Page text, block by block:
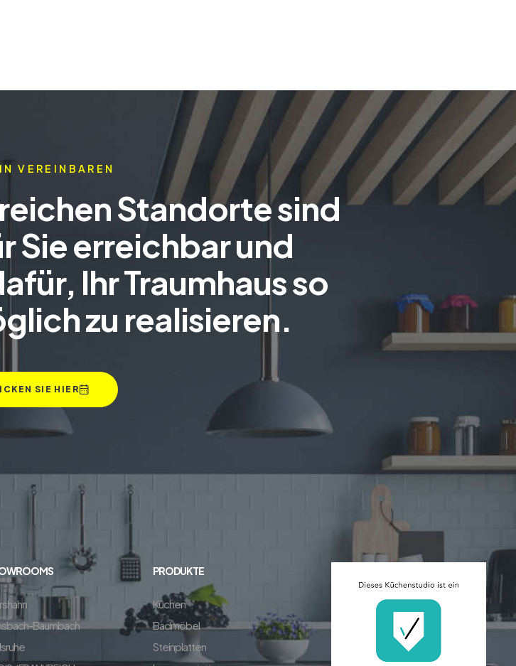
VEREINBAREN
Standorte sind
Sie erreichbar und
Ihr Traumhaus so
zu realisieren.
SIE HIER
Baumbach
PRODUKTE
Küchen
Badmöbel
Steinplatten